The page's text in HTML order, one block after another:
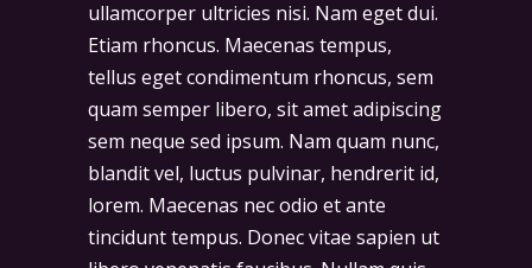
ullamcorper ultricies nisi. Nam eget dui.
Etiam rhoncus. Maecenas tempus,
tellus eget condimentum rhoncus, sem
quam semper libero, sit amet adipiscing
sem neque sed ipsum. Nam quam nunc,
blandit vel, luctus pulvinar, hendrerit id,
lorem. Maecenas nec odio et ante
tincidunt tempus. Donec vitae sapien ut